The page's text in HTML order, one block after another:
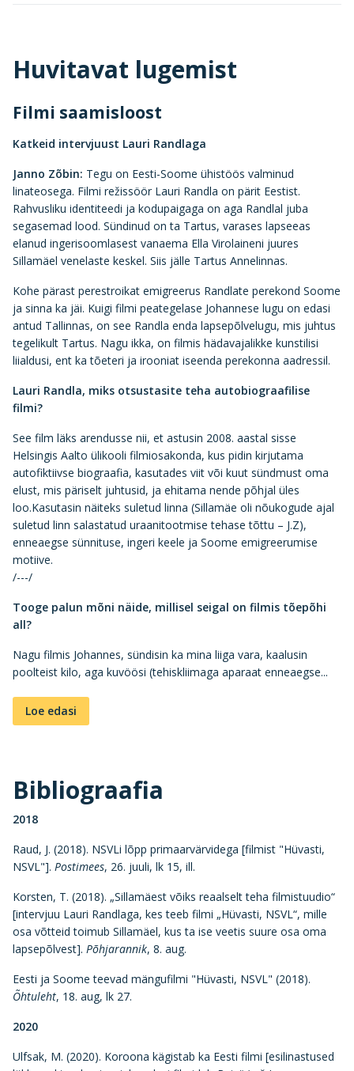
Huvitavat lugemist
Filmi saamisloost
Katkeid intervjuust Lauri Randlaga
Janno Zõbin: Tegu on Eesti-Soome ühistöös valminud
linateosega. Filmi režissöör Lauri Randla on pärit Eestist.
Rahvusliku identiteedi ja kodupaigaga on aga Randlal juba
segasemad lood. Sündinud on ta Tartus, varases lapseeas
elanud ingerisoomlasest vanaema Ella Virolaineni juures
Sillamäel venelaste keskel. Siis jälle Tartus Annelinnas.
Kohe pärast perestroikat emigreerus Randlate perekond Soome
ja sinna ka jäi. Kuigi filmi peategelase Johannese lugu on edasi
antud Tallinnas, on see Randla enda lapsepõlvelugu, mis juhtus
tegelikult Tartus. Nagu ikka, on filmis hädavajalikke kunstilisi
liialdusi, ent ka tõeteri ja irooniat iseenda perekonna aadressil.
Lauri Randla, miks otsustasite teha autobiograafilise
filmi?
See film läks arendusse nii, et astusin 2008. aastal sisse
Helsingis Aalto ülikooli filmiosakonda, kus pidin kirjutama
autofiktiivse biograafia, kasutades viit või kuut sündmust oma
elust, mis päriselt juhtusid, ja ehitama nende põhjal üles
loo.Kasutasin näiteks suletud linna (Sillamäe oli nõukogude ajal
suletud linn salastatud uraanitootmise tehase tõttu – J.Z),
enneaegse sünnituse, ingeri keele ja Soome emigreerumise
motiive.
/---/
Tooge palun mõni näide, millisel seigal on filmis tõepõhi
all?
Nagu filmis Johannes, sündisin ka mina liiga vara, kaalusin
poolteist kilo, aga kuvöösi (tehiskliimaga aparaat enneaegse...
Loe edasi
Bibliograafia
2018
Raud, J. (2018). NSVLi lõpp primaarvärvidega [filmist "Hüvasti,
NSVL"]. Postimees, 26. juuli, lk 15, ill.
Korsten, T. (2018). „Sillamäest võiks reaalselt teha filmistuudio“
[intervjuu Lauri Randlaga, kes teeb filmi „Hüvasti, NSVL“, mille
osa võtteid toimub Sillamäel, kus ta ise veetis suure osa oma
lapsepõlvest]. Põhjarannik, 8. aug.
Eesti ja Soome teevad mängufilmi "Hüvasti, NSVL" (2018).
Õhtuleht, 18. aug, lk 27.
2020
Ulfsak, M. (2020). Koroona kägistab ka Eesti filmi [esilinastused